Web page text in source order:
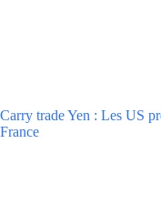
Carry trade Yen : Les US
France